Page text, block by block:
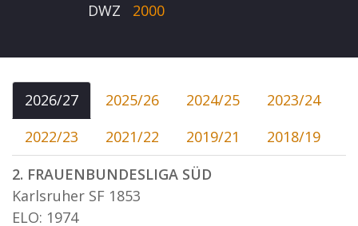
DWZ
2000
2026/27 2025/26 2024/25
2023/24
2022/23
2021/22 2019/21
2018/19
2. FRAUENBUNDESLIGA SÜD
Karlsruher SF 1853
ELO: 1974